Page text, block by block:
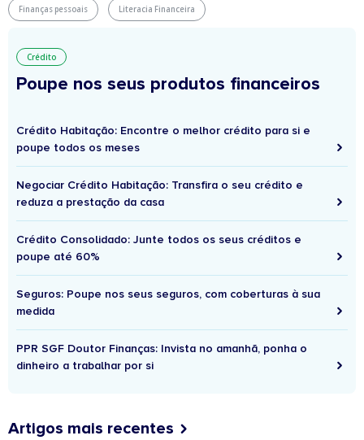
Finanças pessoais Literacia Financeira
Crédito
Poupe nos seus produtos financeiros
Crédito Habitação: Encontre o melhor crédito para si e
poupe todos os meses
Negociar Crédito Habitação: Transfira o seu crédito e
reduza a prestação da casa
Crédito Consolidado: Junte todos os seus créditos e
poupe até 60%
Seguros: Poupe nos seus seguros, com coberturas à sua
medida
PPR SGF Doutor Finanças: Invista no amanhã, ponha o
dinheiro a trabalhar por si
Artigos mais recentes